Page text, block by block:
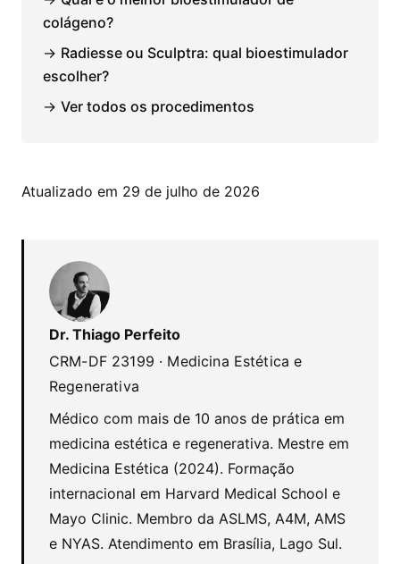
colágeno?
→ Radiesse ou Sculptra: qual bioestimulador
escolher?
→ Ver todos os procedimentos
Atualizado em 29 de julho de 2026
Dr. Thiago Perfeito
CRM-DF 23199 · Medicina Estética e
Regenerativa
Médico com mais de 10 anos de prática em
medicina estética e regenerativa. Mestre em
Medicina Estética (2024). Formação
internacional em Harvard Medical School e
Mayo Clinic. Membro da ASLMS, A4M, AMS
e NYAS. Atendimento em Brasília, Lago Sul.